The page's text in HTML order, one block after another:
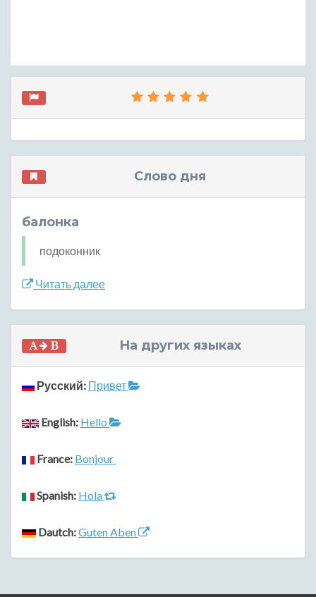
Слово дня
балонка
подоконник
Читать далее
На других языках
Русский: Привет
English: Hello
France: Bonjour
Spanish: Hola
Dautch:Guten Aben